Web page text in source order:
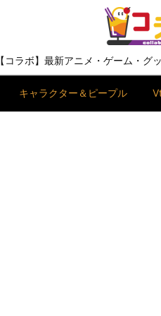
【コラボ】最新アニメ・ゲーム・グ
キャラクター＆ピープル